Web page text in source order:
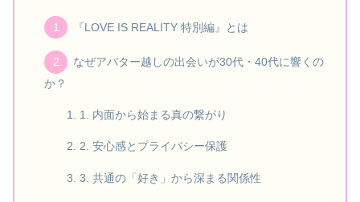
『LOVE IS REALITY 特別編』とは
なぜアバター越しの出会いが30代・40代に響くの
か？
1. 内面から始まる真の繋がり
2. 安心感とプライバシー保護
3. 共通の「好き」から深まる関係性